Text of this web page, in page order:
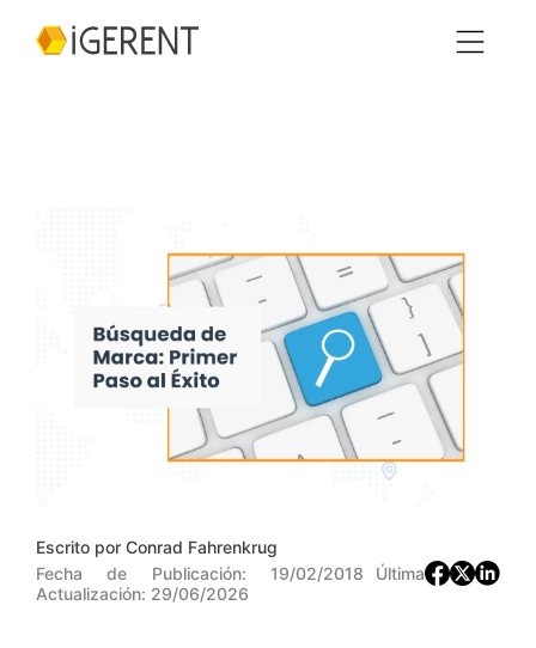
Escrito por Conrad Fahrenkrug
Fecha de Publicación:
19/02/2018
Última
Actualización: 29/06/2026